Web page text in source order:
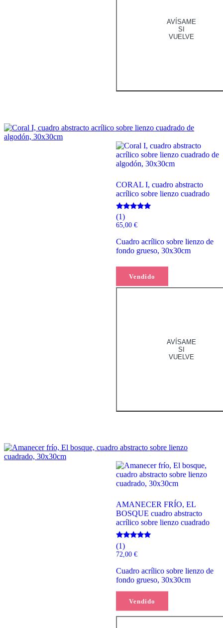
AVÍSAME
SI
VUELVE
Vendido
CORAL I, cuadro abstracto
acrílico sobre lienzo cuadrado
Valorado
con
5.00
(1)
65,00 €
Cuadro acrílico sobre lienzo de
fondo grueso, 30x30cm
Leer más
AVÍSAME
SI
VUELVE
Vendido
AMANECER FRÍO, EL
BOSQUE cuadro abstracto
acrílico sobre lienzo cuadrado
Valorado
con
5.00
(1)
72,00 €
Cuadro acrílico sobre lienzo de
fondo grueso, 30x30cm
Leer más